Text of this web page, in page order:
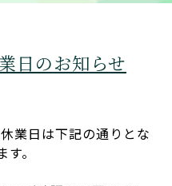
日のお知らせ
業日は下記の通りとな
。